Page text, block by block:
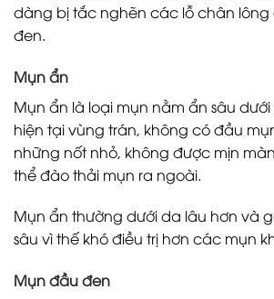
dàng bị tắc nghẽn các lỗ chân
đen.
Mụn ẩn
Mụn ẩn là loại mụn nằm ẩn sâu
hiện tại vùng trán, không có đầu
những nốt nhỏ, không được mịn
thể đào thải mụn ra ngoài.
Mụn ẩn thường dưới da lâu hơn và
sâu vì thế khó điều trị hơn các mụn
Mụn đầu đen